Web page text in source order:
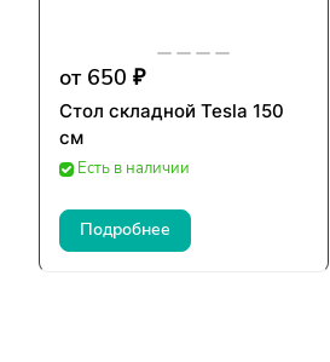
от 650 ₽
Стол складной Tesla 150
см
Есть в наличии
Подробнее